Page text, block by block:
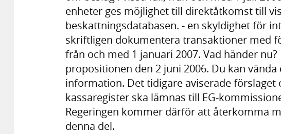
enheter ges möjlighet till direktåtkomst till
beskattningsdatabasen. - en skyldighet för
skriftligen dokumentera transaktioner med
från och med 1 januari 2007. Vad händer
propositionen den 2 juni 2006. Du kan
information. Det tidigare aviserade förslaget
kassaregister ska lämnas till EG-
Regeringen kommer därför att återkomma
denna del.